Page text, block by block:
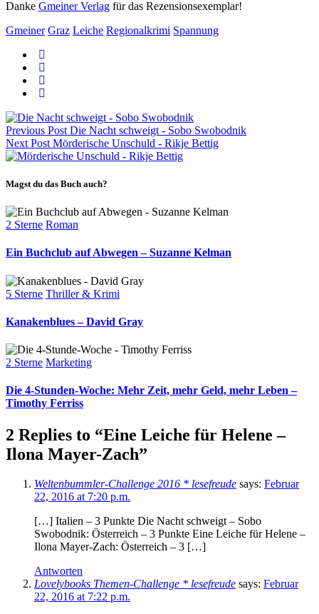
Danke Gmeiner Verlag für das Rezensionsexemplar!
Gmeiner Graz Leiche Regionalkrimi Spannung
Previous Post Die Nacht schweigt - Sobo Swobodnik
Next Post Mörderische Unschuld - Rikje Bettig
Magst du das Buch auch?
Categories
2 Sterne Roman
Ein Buchclub auf Abwegen – Suzanne Kelman
Categories
5 Sterne Thriller & Krimi
Kanakenblues – David Gray
Categories
2 Sterne Marketing
Die 4-Stunden-Woche: Mehr Zeit, mehr Geld, mehr Leben –
Timothy Ferriss
2 Replies to “Eine Leiche für Helene –
Ilona Mayer-Zach”
Weltenbummler-Challenge 2016 * lesefreude says: Februar
22, 2016 at 7:20 p.m.
[…] Italien – 3 Punkte Die Nacht schweigt – Sobo
Swobodnik: Österreich – 3 Punkte Eine Leiche für Helene –
Ilona Mayer-Zach: Österreich – 3 […]
Antworten
Lovelybooks Themen-Challenge * lesefreude says: Februar
22, 2016 at 7:22 p.m.